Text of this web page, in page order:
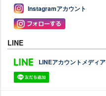
Instagramアカウント
LINE
LINEアカウントメディア